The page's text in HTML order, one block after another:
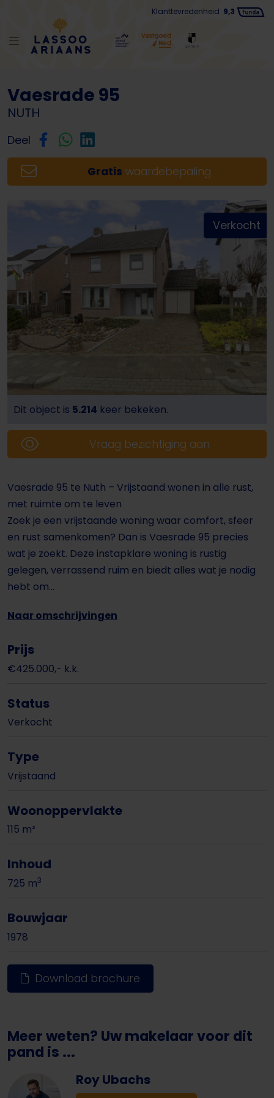
Klanttevredenheid 9,3
Terug naar lijst
Vaesrade 95
NUTH
Deel
Gratis waardebepaling
Vaesrade 95 te Nuth – Vrijstaand wonen in alle rust,
met ruimte om te leven
Zoek je een vrijstaande woning waar comfort, sfeer
en rust samenkomen? Dan is Vaesrade 95 precies
wat je zoekt. Deze instapklare woning is rustig
gelegen, verrassend ruim en biedt alles wat je nodig
hebt om...
Naar omschrijvingen
Prijs
€425.000,- k.k.
Status
Verkocht
Type
Vrijstaand
Woonoppervlakte
115 m²
Inhoud
725 m3
Bouwjaar
1978
Download brochure
Meer weten? Uw makelaar voor dit
pand is ...
Roy Ubachs
Verkocht
Dit object is 5.214 keer bekeken.
Vraag bezichtiging aan